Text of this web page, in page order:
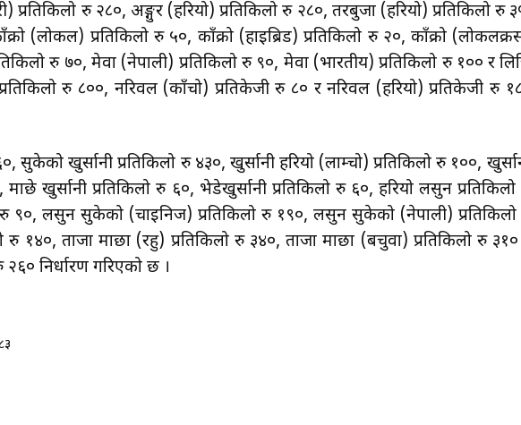
रु २८०, अङ्गुर (हरियो) प्रतिकिलो रु २८०, तरबुजा (हरियो) प्रतिकिलो रु
(लोकल) प्रतिकिलो रु ५०, काँक्रो (हाइब्रिड) प्रतिकिलो रु २०, काँक्रो
रु ७०, मेवा (नेपाली) प्रतिकिलो रु ९०, मेवा (भारतीय) प्रतिकिलो रु १०० र
रु ८००, नरिवल (काँचो) प्रतिकेजी रु ८० र नरिवल (हरियो) प्रतिकेजी रु
सुकेको खुर्सानी प्रतिकिलो रु ४३०, खुर्सानी हरियो (लाम्चो) प्रतिकिलो रु १००,
खुर्सानी प्रतिकिलो रु ६०, भेडेखुर्सानी प्रतिकिलो रु ६०, हरियो लसुन
रु ९०, लसुन सुकेको (चाइनिज) प्रतिकिलो रु १९०, लसुन सुकेको (नेपाली)
१४०, ताजा माछा (रहु) प्रतिकिलो रु ३४०, ताजा माछा (बचुवा) प्रतिकिलो रु
निर्धारण गरिएको छ ।